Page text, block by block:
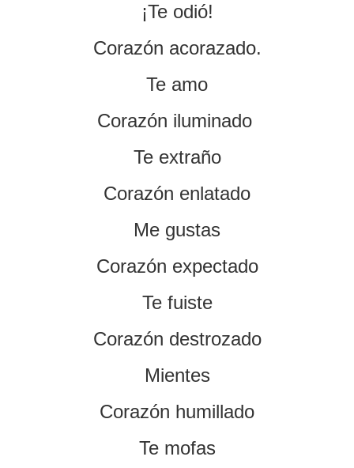
¡Te odió!
Corazón acorazado.
Te amo
Corazón iluminado
Te extraño
Corazón enlatado
Me gustas
Corazón expectado
Te fuiste
Corazón destrozado
Mientes
Corazón humillado
Te mofas